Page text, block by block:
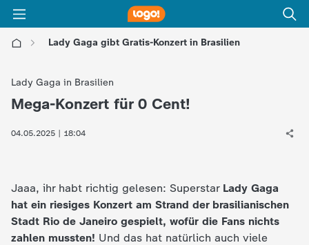
Lady Gaga gibt Gratis-Konzert in Brasilien
o
g
Lady Gaga in Brasilien
:
Mega-Konzert für 0 Cent!
04.05.2025 | 18:04
Jaaa, ihr habt richtig gelesen: Superstar Lady Gaga
hat ein riesiges Konzert am Strand der brasilianischen
Stadt Rio de Janeiro gespielt, wofür die Fans nichts
zahlen mussten! Und das hat natürlich auch viele